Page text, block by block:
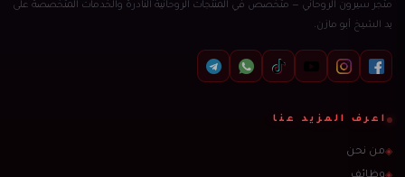
متجر سيرون الروحاني — متخصص في المنتجات الروحانية النادرة والخدمات المتخصصة على
يد الشيخ أبو مازن.
اعرف المزيد عنا
◈من نحن